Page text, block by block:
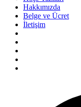
Hakkımızda
Belge ve Ücret
İletişim